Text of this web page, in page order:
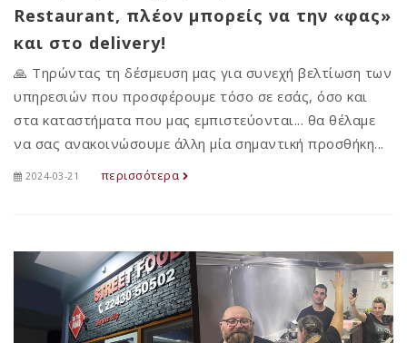
Restaurant, πλέον μπορείς να την «φας»
και στο delivery!
🙏 Τηρώντας τη δέσμευση μας για συνεχή βελτίωση των
υπηρεσιών που προσφέρουμε τόσο σε εσάς, όσο και
στα καταστήματα που μας εμπιστεύονται... θα θέλαμε
να σας ανακοινώσουμε άλλη μία σημαντική προσθήκη...
2024-03-21 περισσότερα